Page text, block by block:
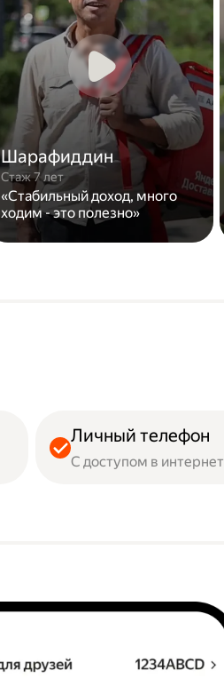
Шарафиддин
Стаж 7 лет
«Стабильный доход, много
ходим - это полезно»
Личный телефон
С доступом в интернет